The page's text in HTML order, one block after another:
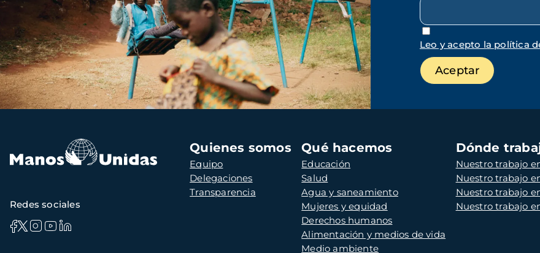
Leo y acepto la política
Navegación
principal
Quienes somos
Equipo
Delegaciones
Transparencia
Qué hacemos
Educación
Salud
Agua y saneamiento
Mujeres y equidad
Derechos humanos
Alimentación y medios de vida
Medio ambiente
Dónde
Nuestro trabajo
Nuestro trabajo
Nuestro trabajo
Nuestro trabajo
Redes sociales